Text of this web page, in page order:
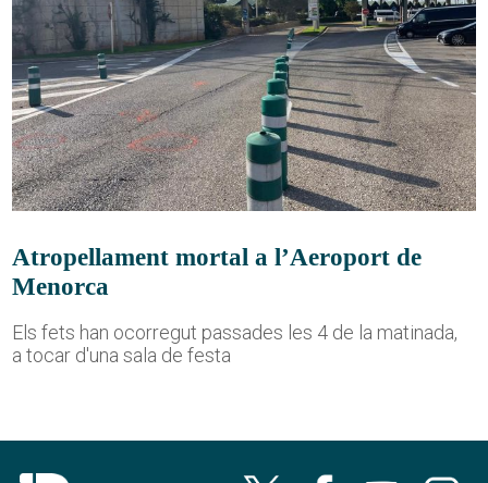
Atropellament mortal a l’Aeroport de
Menorca
Els fets han ocorregut passades les 4 de la matinada,
a tocar d'una sala de festa